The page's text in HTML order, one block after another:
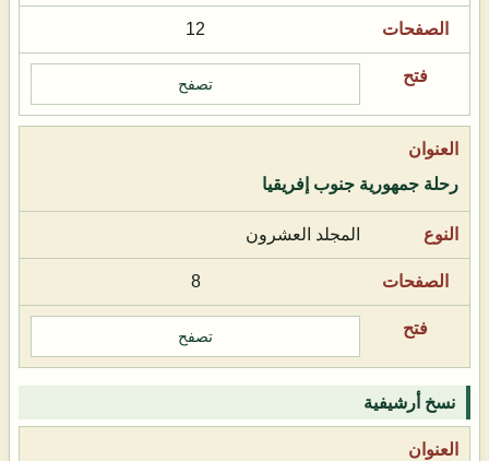
12
تصفح
رحلة جمهورية جنوب إفريقيا
المجلد العشرون
8
تصفح
نسخ أرشيفية